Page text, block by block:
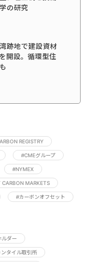
の研究
跡地で建設資材
開設。循環型住
REGISTRY
#CMEグループ
#NYMEX
CARBON MARKETS
#カーボンオフセット
ルダー
タイル取引所